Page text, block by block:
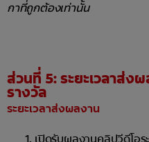
กาที่ถูกต้องเท่านั้น
ส่วนที่ 5: ระยะเวลาส่ง
รางวัล
ระยะเวลาส่งผลงาน
เปิดรับผลงานคลิปวีดีโอร